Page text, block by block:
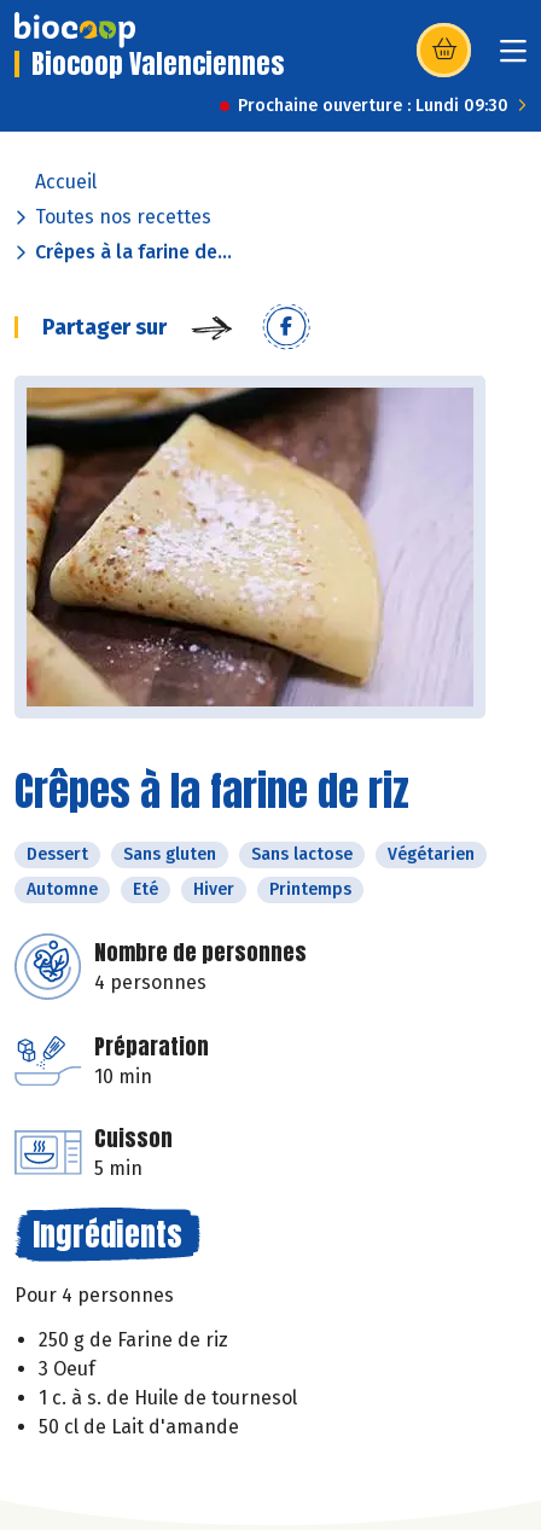
Biocoop Valenciennes (s’ouvre dans
Prochaine ouverture : Lundi 09:30
Accueil
Toutes nos recettes
Crêpes à la farine de...
Partager sur
Crêpes à la farine de riz
Dessert Sans gluten Sans lactose
Végétarien
Automne
Eté Hiver Printemps
Nombre de personnes
4 personnes
Préparation
10 min
Cuisson
5 min
Ingrédients
Pour 4 personnes
250 g de Farine de riz
3 Oeuf
1 c. à s. de Huile de tournesol
50 cl de Lait d'amande